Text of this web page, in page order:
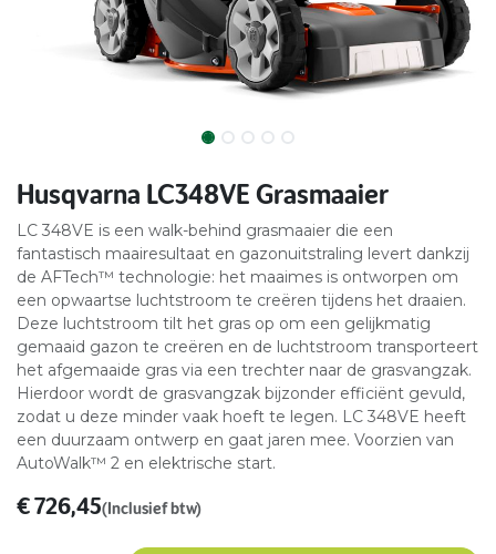
Husqvarna LC348VE Grasmaaier
LC 348VE is een walk-behind grasmaaier die een
fantastisch maairesultaat en gazonuitstraling levert dankzij
de AFTech™ technologie: het maaimes is ontworpen om
een opwaartse luchtstroom te creëren tijdens het draaien.
Deze luchtstroom tilt het gras op om een gelijkmatig
gemaaid gazon te creëren en de luchtstroom transporteert
het afgemaaide gras via een trechter naar de grasvangzak.
Hierdoor wordt de grasvangzak bijzonder efficiënt gevuld,
zodat u deze minder vaak hoeft te legen. LC 348VE heeft
een duurzaam ontwerp en gaat jaren mee. Voorzien van
AutoWalk™ 2 en elektrische start.
€726,45(Inclusief btw)